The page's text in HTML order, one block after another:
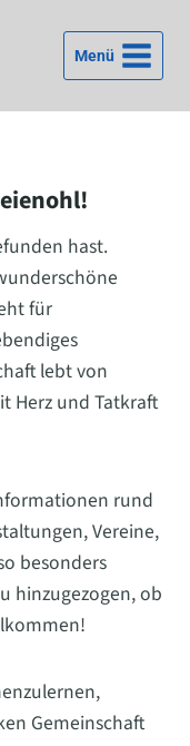
Menü
hast.
für
lebt von
Herz und Tatkraft
rund
Vereine,
besonders
hinzugezogen, ob
Gemeinschaft